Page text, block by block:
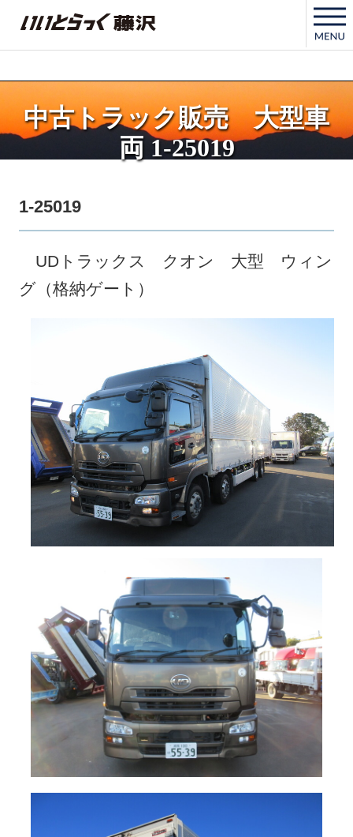
いいとらっく藤沢
中古トラック販売 大型車
両 1-25019
1-25019
UDトラックス クオン 大型 ウィン
グ（格納ゲート）